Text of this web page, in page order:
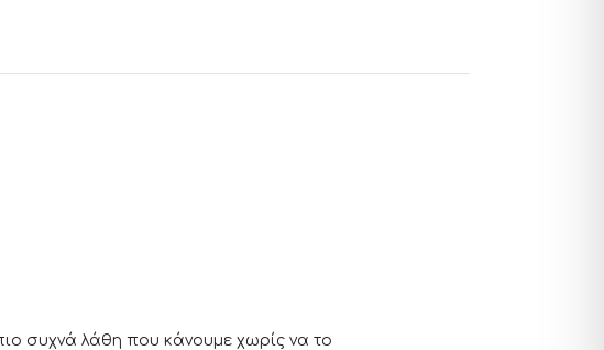
συχνά λάθη που κάνουμε χωρίς να το